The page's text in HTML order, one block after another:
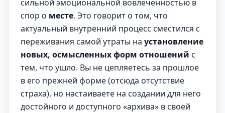
сильной эмоциональной вовлеченностью в
спор о месте. Это говорит о том, что
актуальный внутренний процесс сместился с
переживания самой утраты на установление
новых, осмысленных форм отношений с
тем, что ушло. Вы не цепляетесь за прошлое
в его прежней форме (отсюда отсутствие
страха), но настаиваете на создании для него
достойного и доступного «архива» в своей